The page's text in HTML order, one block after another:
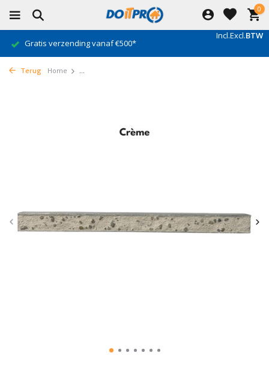
0
Incl.Excl.BTW
Gratis verzending vanaf €500*
Terug Home ...